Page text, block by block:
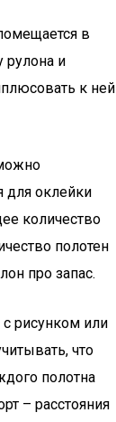
в
рулона и
к ней
для оклейки
количество
полотен
про запас.
с рисунком или
что
полотна
– расстояния